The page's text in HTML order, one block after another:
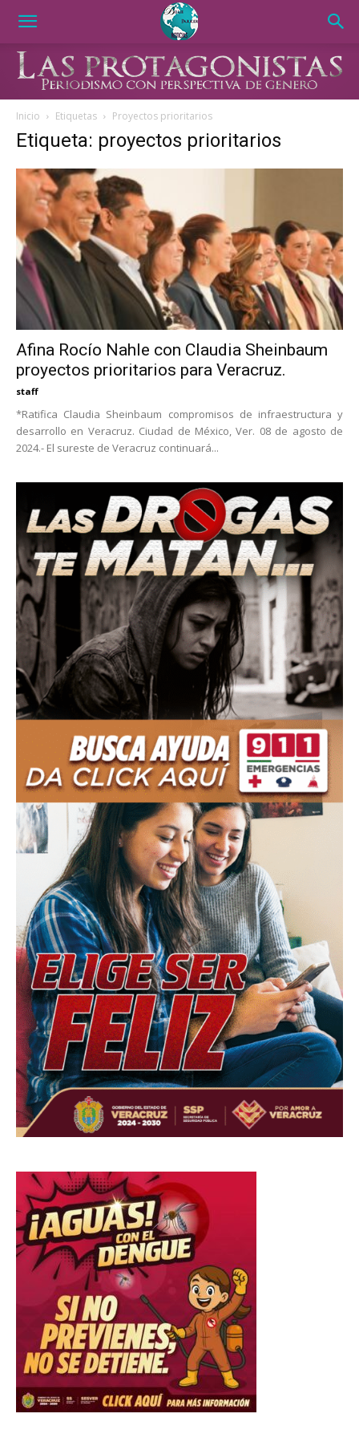
Inicio Etiquetas Proyectos prioritarios
Etiqueta: proyectos prioritarios
Afina Rocío Nahle con Claudia Sheinbaum
proyectos prioritarios para Veracruz.
staff
*Ratifica Claudia Sheinbaum compromisos de infraestructura y
desarrollo en Veracruz. Ciudad de México, Ver. 08 de agosto de
2024.- El sureste de Veracruz continuará...